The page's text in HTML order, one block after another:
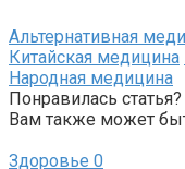
Альтернативная
Китайская медицина
Народная медицина
Понравилась
Вам также может
Здоровье 0